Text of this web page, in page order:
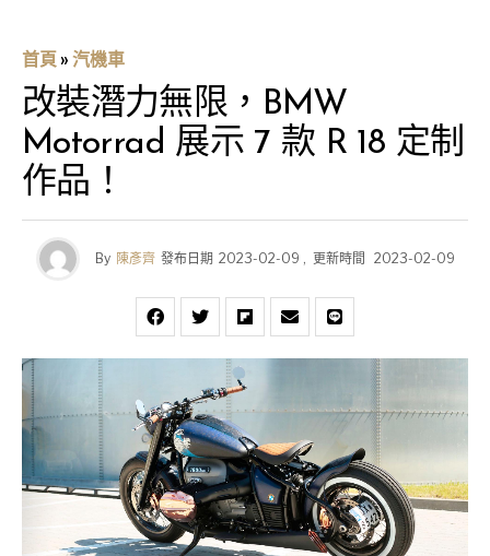
首頁 » 汽機車
改裝潛力無限，BMW
Motorrad 展示 7 款 R 18 定制
作品！
By 陳彥齊 發布日期 2023-02-09 , 更新時間 2023-02-09